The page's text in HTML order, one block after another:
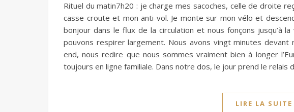
Rituel du matin7h20 : je charge mes sacoches, celle de droite
casse-croute et mon anti-vol. Je monte sur mon vélo et
bonjour dans le flux de la circulation et nous fonçons jusqu’à
pouvons respirer largement. Nous avons vingt minutes
end, nous redire que nous sommes vraiment bien à longer
toujours en ligne familiale. Dans notre dos, le jour prend le relais
LIRE LA SUITE